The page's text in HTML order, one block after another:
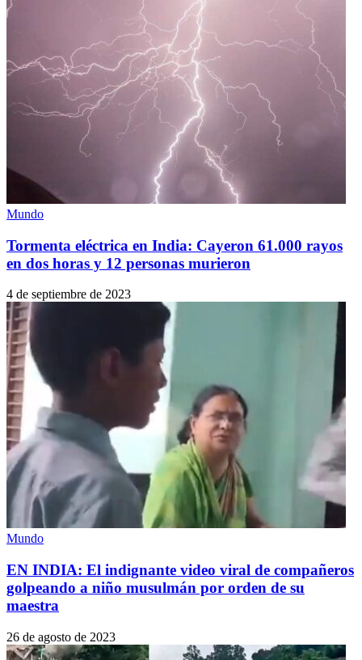
Mundo
Tormenta eléctrica en India: Cayeron 61.000 rayos
en dos horas y 12 personas murieron
4 de septiembre de 2023
Mundo
EN INDIA: El indignante video viral de compañeros
golpeando a niño musulmán por orden de su
maestra
26 de agosto de 2023